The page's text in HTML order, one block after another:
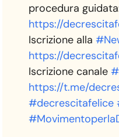
procedura
https://
Iscrizione alla
https://
Iscrizione canale
https://t.me/
#decrescitafelice